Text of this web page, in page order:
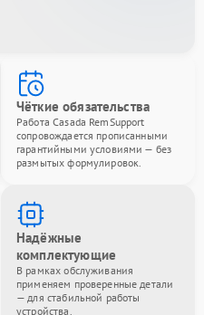
Чёткие обязательства
Работа Casada RemSupport
сопровождается прописанными
гарантийными условиями — без
размытых формулировок.
Надёжные
комплектующие
В рамках обслуживания
применяем проверенные детали
— для стабильной работы
устройства.